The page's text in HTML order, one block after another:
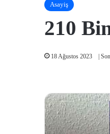
Asayiş
210
18 Ağustos 2023 |